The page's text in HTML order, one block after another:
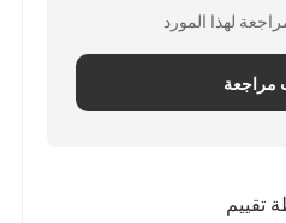
مراجعة
تقييم